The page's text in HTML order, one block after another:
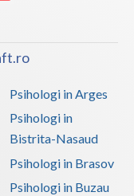
Psihologi in Arges
Psihologi in
Bistrita-Nasaud
Psihologi in Brasov
Psihologi in Buzau